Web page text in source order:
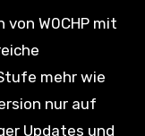
W0CHP mit
mehr wie
nur auf
Updates und